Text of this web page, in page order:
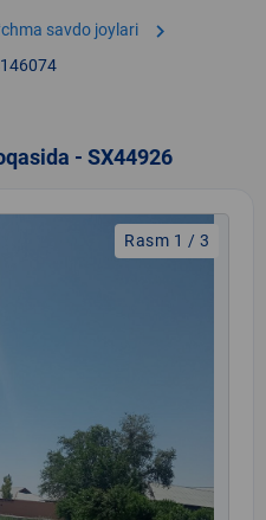
savdo joylari chevron_right
- SX44926
Rasm 1 / 3